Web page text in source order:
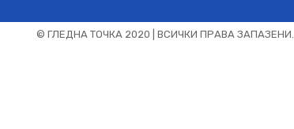
© ГЛЕДНА ТОЧКА 2020 | ВСИЧКИ ПРАВА ЗАПАЗЕНИ.